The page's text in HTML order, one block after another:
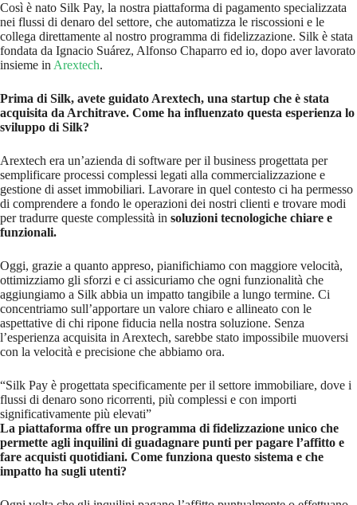
Così è nato Silk Pay, la nostra piattaforma di pagamento specializzata
nei flussi di denaro del settore, che automatizza le riscossioni e le
collega direttamente al nostro programma di fidelizzazione. Silk è stata
fondata da Ignacio Suárez, Alfonso Chaparro ed io, dopo aver lavorato
insieme in Arextech.
Prima di Silk, avete guidato Arextech, una startup che è stata
acquisita da Architrave. Come ha influenzato questa esperienza lo
sviluppo di Silk?
Arextech era un’azienda di software per il business progettata per
semplificare processi complessi legati alla commercializzazione e
gestione di asset immobiliari. Lavorare in quel contesto ci ha permesso
di comprendere a fondo le operazioni dei nostri clienti e trovare modi
per tradurre queste complessità in soluzioni tecnologiche chiare e
funzionali.
Oggi, grazie a quanto appreso, pianifichiamo con maggiore velocità,
ottimizziamo gli sforzi e ci assicuriamo che ogni funzionalità che
aggiungiamo a Silk abbia un impatto tangibile a lungo termine. Ci
concentriamo sull’apportare un valore chiaro e allineato con le
aspettative di chi ripone fiducia nella nostra soluzione. Senza
l’esperienza acquisita in Arextech, sarebbe stato impossibile muoversi
con la velocità e precisione che abbiamo ora.
“Silk Pay è progettata specificamente per il settore immobiliare, dove i
flussi di denaro sono ricorrenti, più complessi e con importi
significativamente più elevati”
La piattaforma offre un programma di fidelizzazione unico che
permette agli inquilini di guadagnare punti per pagare l’affitto e
fare acquisti quotidiani. Come funziona questo sistema e che
impatto ha sugli utenti?